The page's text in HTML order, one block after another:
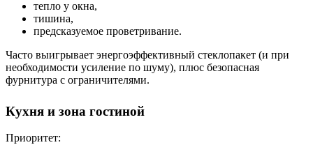
тепло у окна,
тишина,
предсказуемое проветривание.
Часто выигрывает энергоэффективный стеклопакет (и при
необходимости усиление по шуму), плюс безопасная
фурнитура с ограничителями.
Кухня и зона гостиной
Приоритет: